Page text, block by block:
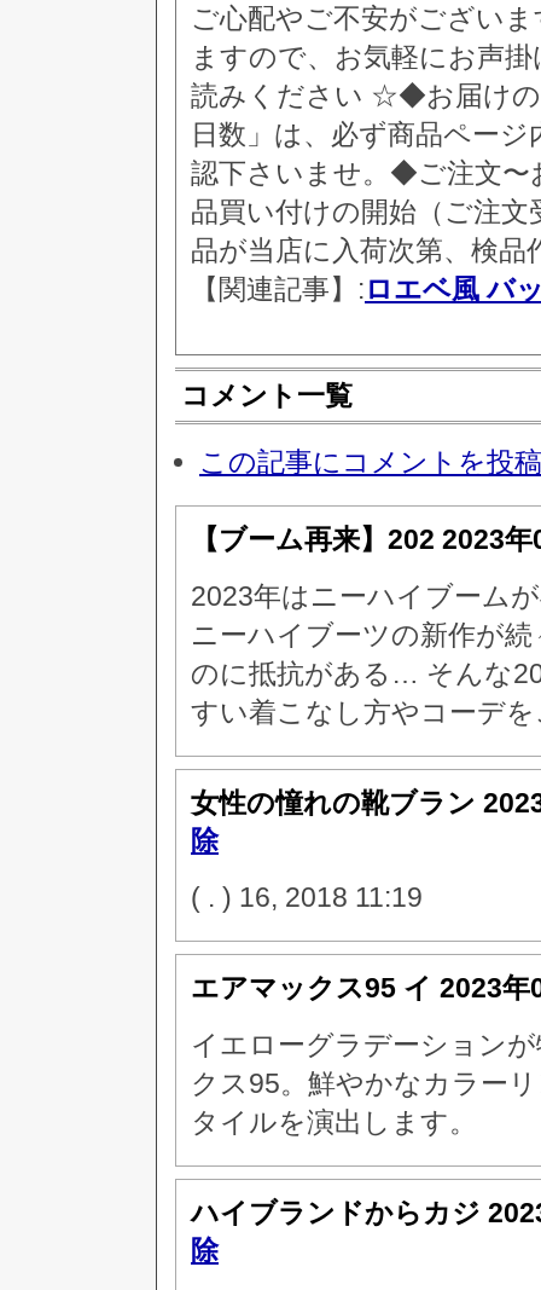
ご心配やご不安がござい
ますので、お気軽にお声
読みください ☆◆お届け
日数」は、必ず商品ペー
認下さいませ。◆ご注文
品買い付けの開始（ご注
品が当店に入荷次第、検品
【関連記事】:ロエベ風 バ
コメント一覧
この記事にコメントを投
【ブーム再来】202 2023
2023年はニーハイブーム
ニーハイブーツの新作が
のに抵抗がある… そんな
すい着こなし方やコーデ
女性の憧れの靴ブラン
除
( . ) 16, 2018 11:19
エアマックス95 イ 2023年
イエローグラデーション
クス95。鮮やかなカラー
タイルを演出します。
ハイブランドからカジ
除